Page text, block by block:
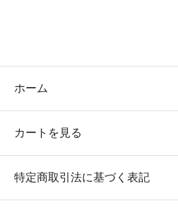
ホーム
カートを見る
特定商取引法に基づく表記